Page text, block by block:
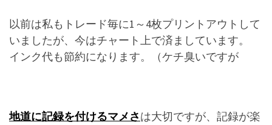
以前は私もトレード毎に1～4枚プリントアウトして
いましたが、今はチャート上で済ましています。
インク代も節約になります。（ケチ臭いですが
地道に記録を付けるマメさは大切ですが、記録が楽